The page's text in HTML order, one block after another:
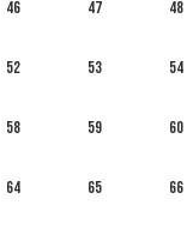
46 47 48
52 53 54
58 59 60
64 65 66